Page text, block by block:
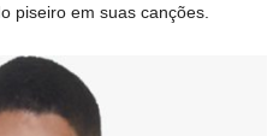
piseiro em suas canções.